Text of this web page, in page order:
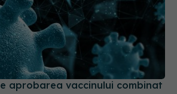
aprobarea vaccinului combinat